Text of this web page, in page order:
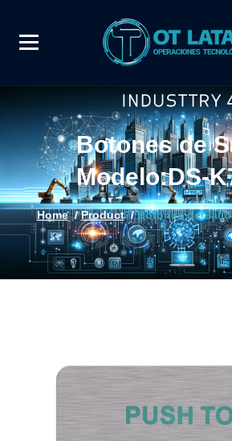
Botones de
Modelo:DS-
Home/Product/Botones de